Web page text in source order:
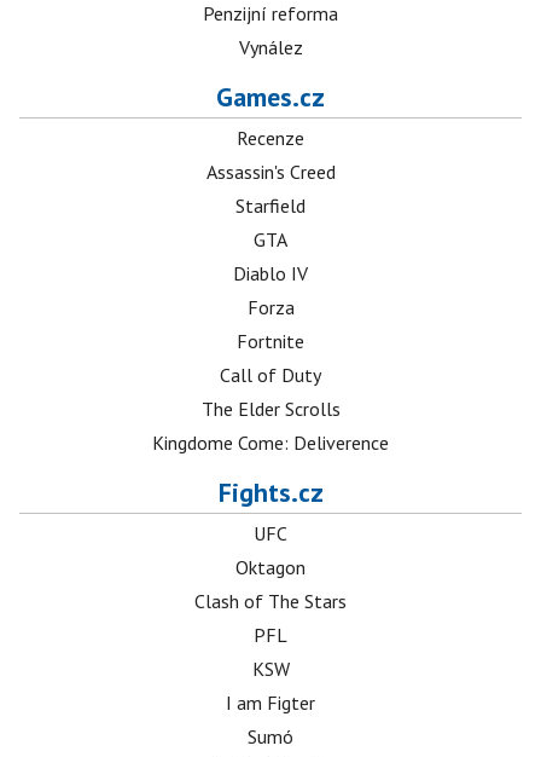
Penzijní reforma
Vynález
Games.cz
Recenze
Assassin's Creed
Starfield
GTA
Diablo IV
Forza
Fortnite
Call of Duty
The Elder Scrolls
Kingdome Come: Deliverence
Fights.cz
UFC
Oktagon
Clash of The Stars
PFL
KSW
I am Figter
Sumó